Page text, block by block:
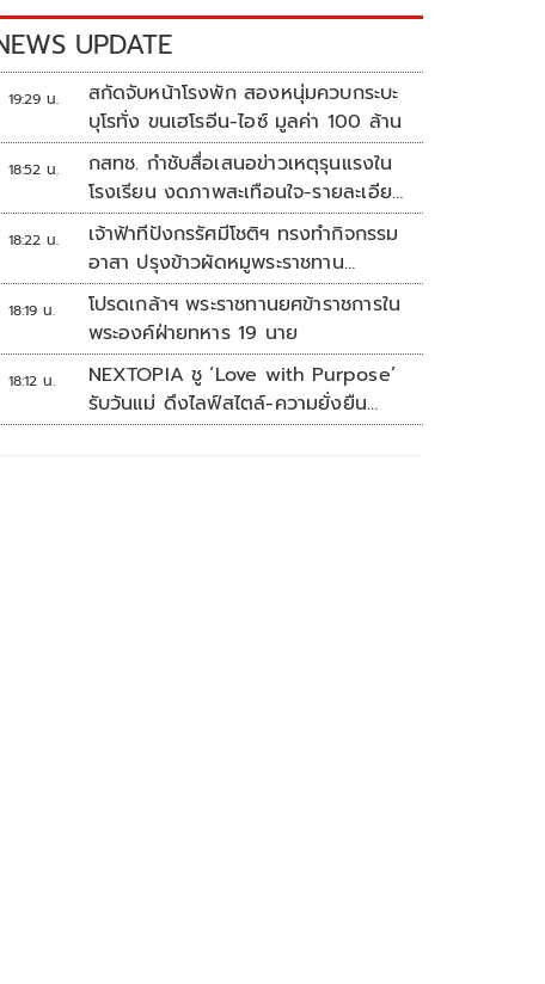
UPDATE
19:29 น.
สกัดจับหน้าโรงพัก สองหนุ่มควบกระบะ
บุโรทั่ง ขนเฮโรอีน-ไอซ์ มูลค่า 100 ล้าน
18:52 น.
กสทช. กำชับสื่อเสนอข่าวเหตุรุนแรงใน
โรงเรียน งดภาพสะเทือนใจ-รายละเอียด
เสี่ยงเลียนแบบ
18:22 น.
เจ้าฟ้าทีปังกรรัศมีโชติฯ ทรงทำกิจกรรม
อาสา ปรุงข้าวผัดหมูพระราชทาน
ประชาชน
18:19 น.
โปรดเกล้าฯ พระราชทานยศข้าราชการใน
พระองค์ฝ่ายทหาร 19 นาย
18:12 น.
NEXTOPIA ชู ‘Love with Purpose’
รับวันแม่ ดึงไลฟ์สไตล์-ความยั่งยืน
สร้างประสบการณ์ช้อปปิงมีความหมาย